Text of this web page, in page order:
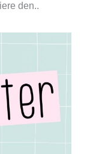
den..